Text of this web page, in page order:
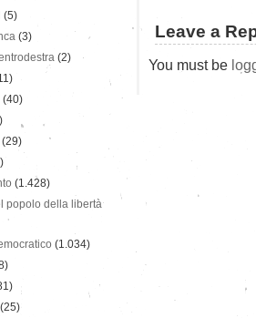
Leave a
You must be
(5)
(3)
(2)
(40)
(29)
(1.428)
popolo della libertà
(1.034)
(25)